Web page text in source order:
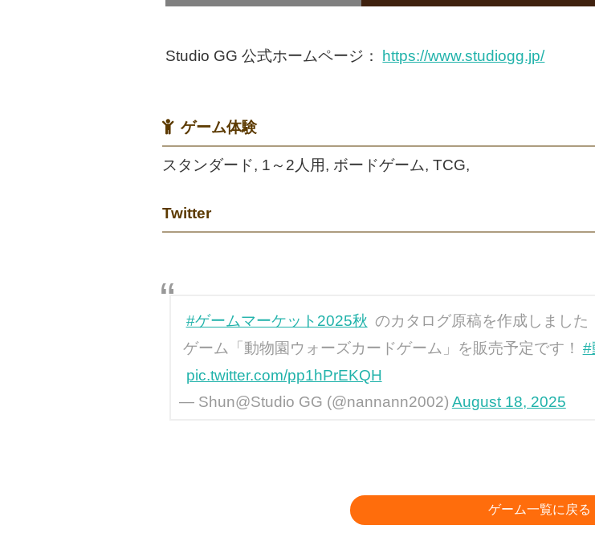
Studio GG 公式ホームページ： https://www.studiogg.jp/
ゲーム体験
スタンダード, 1～2人用, ボードゲーム, TCG,
Twitter
#ゲームマーケット2025秋 のカタログ原稿を作成しました
ゲーム「動物園ウォーズカードゲーム」を販売予定です！ #
pic.twitter.com/pp1hPrEKQH
— Shun@Studio GG (@nannann2002) August 18, 2025
ゲーム一覧に戻る